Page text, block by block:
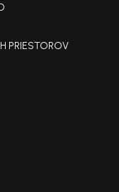
PRIESTOROV